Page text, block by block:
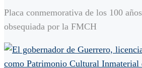
Placa conmemorativa de los 100
obsequiada por la FMCH